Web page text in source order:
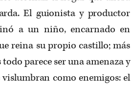
El guionista y productor
a un niño, encarnado en
reina su propio castillo; más
parece ser una amenaza y
como enemigos: el